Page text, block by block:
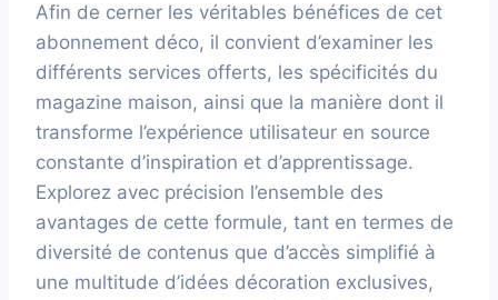
Afin de cerner les véritables bénéfices de cet
abonnement déco, il convient d’examiner les
différents services offerts, les spécificités du
magazine maison, ainsi que la manière dont il
transforme l’expérience utilisateur en source
constante d’inspiration et d’apprentissage.
Explorez avec précision l’ensemble des
avantages de cette formule, tant en termes de
diversité de contenus que d’accès simplifié à
une multitude d’idées décoration exclusives,